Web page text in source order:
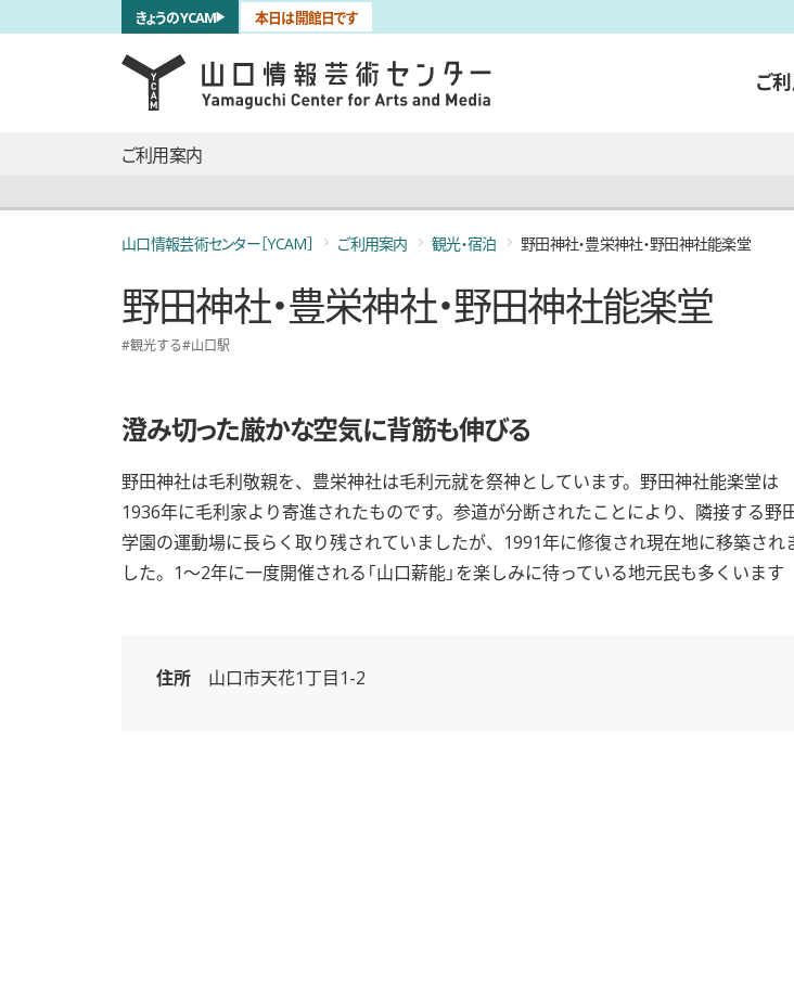
skip to main content 本日は開館日です
きょうのYCAM
言語を切り替える
メインナビゲーション
ご
ご利用案内
山口情報芸術センター［YCAM］ ご利用案内 観光・宿泊 野田神社・豊栄神社・野田神社能楽堂
野田神社・豊栄神社・野田神社能楽堂
観光する 山口駅
澄み切った厳かな空気に背筋も伸びる
野田神社は毛利敬親を、豊栄神社は毛利元就を祭神としています。野田神社能楽堂は
1936年に毛利家より寄進されたものです。参道が分断されたことにより、隣接する野
学園の運動場に長らく取り残されていましたが、1991年に修復され現在地に移築され
した。1〜2年に一度開催される「山口薪能」を楽しみに待っている地元民も多くいます
基本情報
住所 山口市天花1丁目1-2